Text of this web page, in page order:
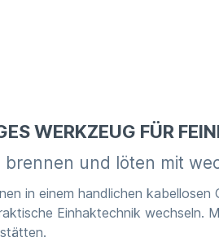
WERKZEUG FÜR
und löten mit
in einem handlichen
Einhaktechnik wechseln.